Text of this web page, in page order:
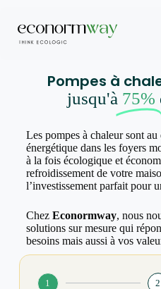
Pompes à
jusqu'à 75%
Les pompes à chaleur sont
énergétique dans les foyers
à la fois écologique et
refroidissement de votre
l’investissement parfait pour
Chez Econormway, nous
solutions sur mesure qui
besoins mais aussi à vos
1 2